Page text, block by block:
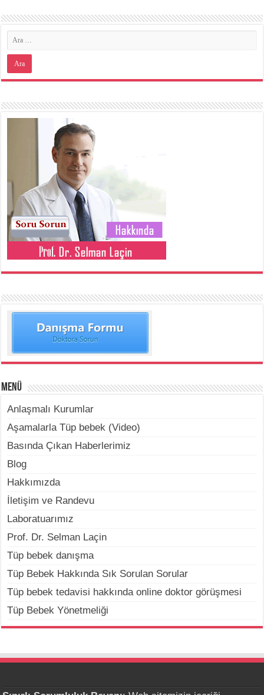
Menü
Anlaşmalı Kurumlar
Aşamalarla Tüp bebek (Video)
Basında Çıkan Haberlerimiz
Blog
Hakkımızda
İletişim ve Randevu
Laboratuarımız
Prof. Dr. Selman Laçin
Tüp bebek danışma
Tüp Bebek Hakkında Sık Sorulan Sorular
Tüp bebek tedavisi hakkında online doktor görüşmesi
Tüp Bebek Yönetmeliği